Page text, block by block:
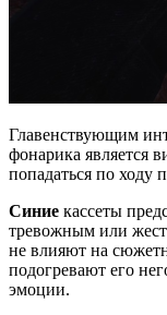
Главенствующим
фонарика является
попадаться по ходу
Синие кассеты
тревожным или
не влияют на
подогревают его
эмоции.